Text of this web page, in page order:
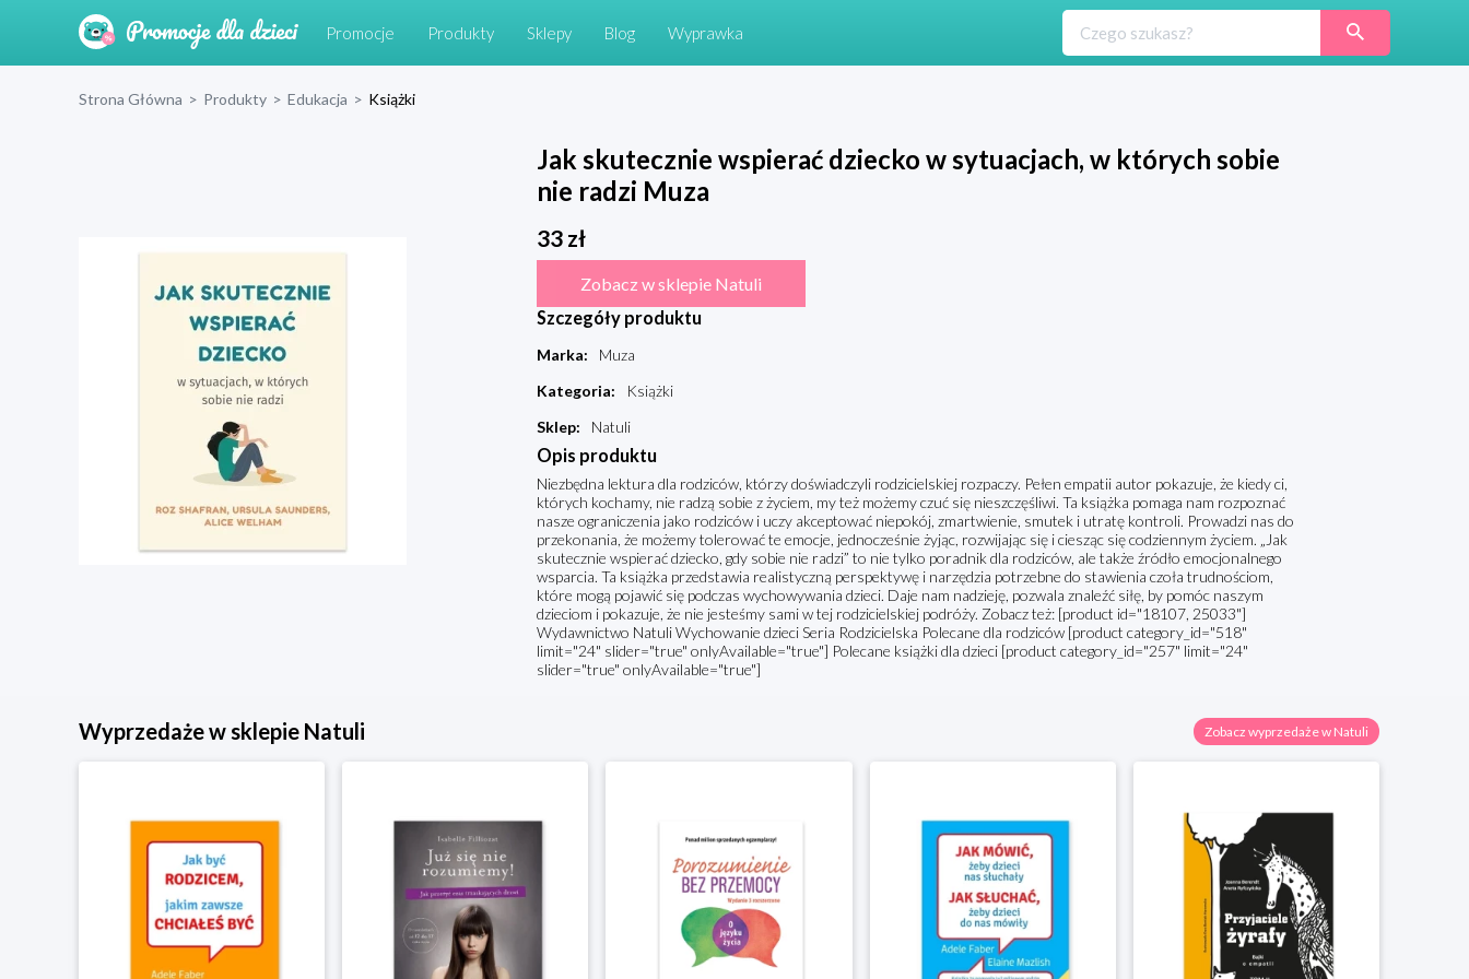
Promocje Produkty Sklepy Blog Wyprawka
Strona Główna > Produkty > Edukacja > Książki
Jak skutecznie wspierać dziecko w sytuacjach, w których sobie
nie radzi Muza
33zł
Zobacz w sklepie Natuli
Szczegóły produktu
Marka:
Muza
Kategoria:
Książki
Sklep: Natuli
Opis produktu
Niezbędna lektura dla rodziców, którzy doświadczyli rodzicielskiej rozpaczy. Pełen empatii autor pokazuje, że kiedy ci,
których kochamy, nie radzą sobie z życiem, my też możemy czuć się nieszczęśliwi. Ta książka pomaga nam rozpoznać
nasze ograniczenia jako rodziców i uczy akceptować niepokój, zmartwienie, smutek i utratę kontroli. Prowadzi nas do
przekonania, że możemy tolerować te emocje, jednocześnie żyjąc, rozwijając się i ciesząc się codziennym życiem. „Jak
skutecznie wspierać dziecko, gdy sobie nie radzi” to nie tylko poradnik dla rodziców, ale także źródło emocjonalnego
wsparcia. Ta książka przedstawia realistyczną perspektywę i narzędzia potrzebne do stawienia czoła trudnościom,
które mogą pojawić się podczas wychowywania dzieci. Daje nam nadzieję, pozwala znaleźć siłę, by pomóc naszym
dzieciom i pokazuje, że nie jesteśmy sami w tej rodzicielskiej podróży. Zobacz też: [product id="18107, 25033"]
Wydawnictwo Natuli Wychowanie dzieci Seria Rodzicielska Polecane dla rodziców [product category_id="518"
limit="24" slider="true" onlyAvailable="true"] Polecane książki dla dzieci [product category_id="257" limit="24"
slider="true" onlyAvailable="true"]
Wyprzedaże w sklepie Natuli Zobacz wyprzedaże w Natuli